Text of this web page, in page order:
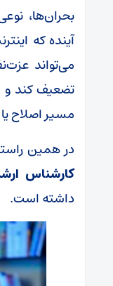
بحران‌ها،
آینده که
می‌تواند
تضعیف کند و
مسیر اصلاح
در همین
کارشناس
داشته است.